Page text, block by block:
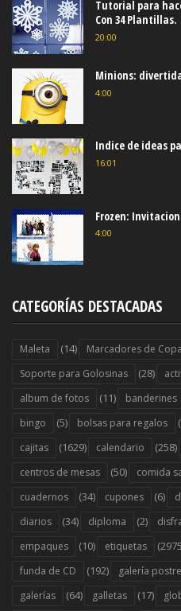
Tutorial para
Con 34 Plantillas.
20:00
Minions:
4:00
Indice de ideas
16:01
Frozen:
4:00
CATEGORÍAS DESTACADAS
Maleta (14) Marcadores de
Soporte para Golosinas (28)
album de fotos (11) banderines
bingo (5) bolsas para regalos
cajitas (1629) calendario (258)
centros de mesas (50) comida
cuadernos (34) cupones (6)
diarios (34) diploma (2)
empaques (10) etiquetas
funda de CD (192) galería
galerías (64) galletas (17)